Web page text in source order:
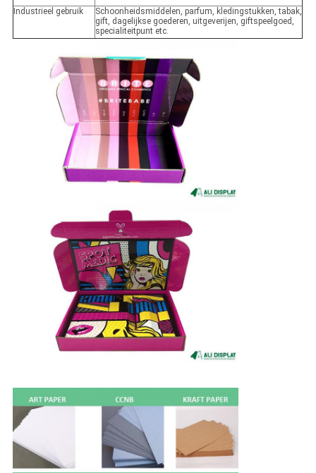
Industrieel gebruik
Schoonheidsmiddelen, parfum, kledingstukken, tabak,
gift, dagelijkse goederen, uitgeverijen, giftspeelgoed,
specialiteitpunt etc.